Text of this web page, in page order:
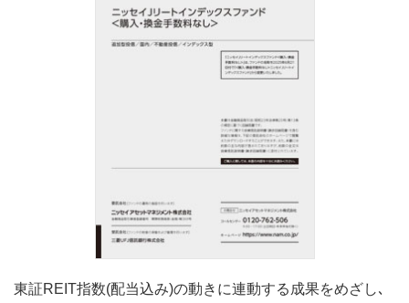
東証REIT指数(配当込み)の動きに連動する成果をめざし､